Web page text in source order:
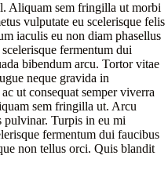
Aliquam sem fringilla ut morbi
vulputate eu scelerisque felis
iaculis eu non diam phasellus
fermentum dui
bibendum arcu. Tortor vitae
neque gravida in
ut consequat semper viverra
sem fringilla ut. Arcu
pulvinar. Turpis in eu mi
fermentum dui faucibus
non tellus orci. Quis blandit